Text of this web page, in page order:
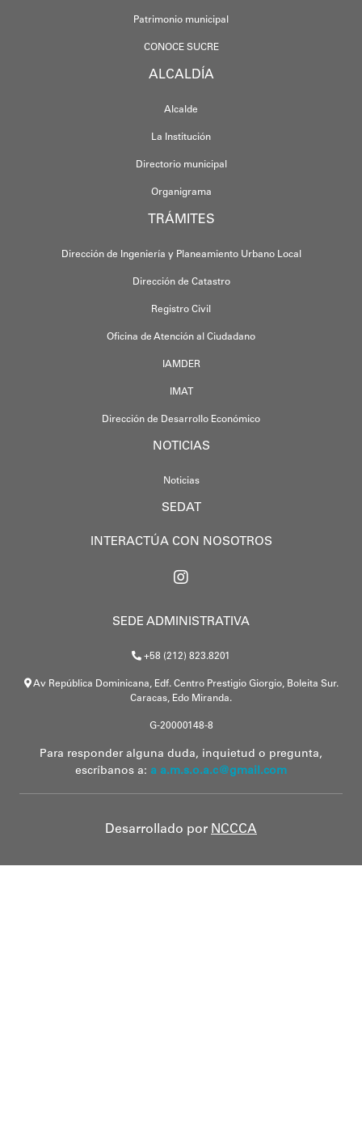
Patrimonio municipal
CONOCE SUCRE
ALCALDÍA
Alcalde
La Institución
Directorio municipal
Organigrama
TRÁMITES
Dirección de Ingeniería y Planeamiento Urbano Local
Dirección de Catastro
Registro Civil
Oficina de Atención al Ciudadano
IAMDER
IMAT
Dirección de Desarrollo Económico
NOTICIAS
Noticias
SEDAT
INTERACTÚA CON NOSOTROS
SEDE ADMINISTRATIVA
+58 (212) 823.8201
Av República Dominicana, Edf. Centro Prestigio Giorgio, Boleita Sur.
Caracas, Edo Miranda.
G-20000148-8
Para responder alguna duda, inquietud o pregunta,
escríbanos a: a a.m.s.o.a.c@gmail.com
Desarrollado por NCCCA